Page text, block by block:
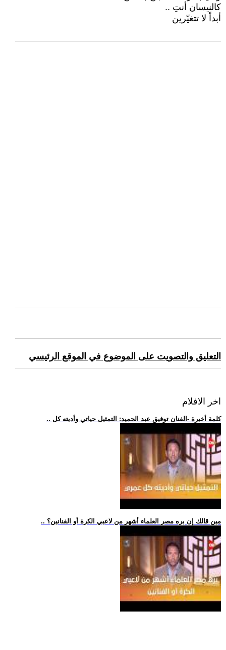
كالنيسان أنتِ ..
أبداً لا تتغيّرين
التعليق والتصويت على الموضوع في الموقع الرئيسي
اخر الافلام
.. كلمة أخيرة -الفنان توفيق عبد الحميد: التمثيل حياتي وأديته كل
.. مين قالك إن بره مصر العلماء أشهر من لاعبي الكرة أو الفنانين؟